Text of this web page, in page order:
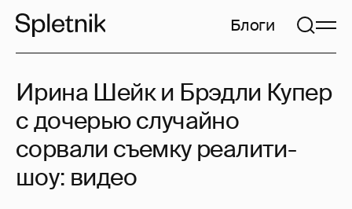
Блоги
Ирина Шейк и Брэдли Купер
с дочерью случайно
сорвали съемку реалити-
шоу: видео